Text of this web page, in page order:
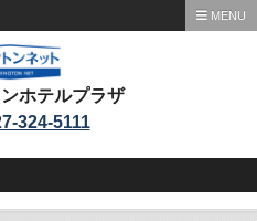
MENU
ホテルプラザ
324-5111